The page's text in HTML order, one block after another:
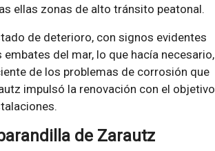
ellas zonas de alto tránsito peatonal.
de deterioro, con signos evidentes
del mar, lo que hacía necesario,
de los problemas de corrosión que
impulsó la renovación con el objetivo
de Zarautz